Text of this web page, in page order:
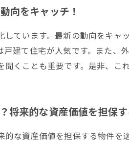
向をキャッチ！
しています。最新の動向をキャ
戸建て住宅が人気です。また
聞くことも重要です。是非、こ
将来的な資産価値を担保
的な資産価値を担保する物件を